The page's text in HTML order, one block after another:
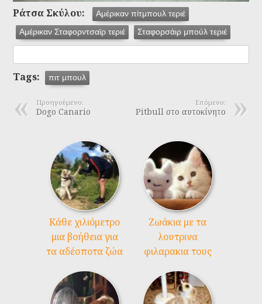
Ράτσα Σκύλου: Αμέρικαν πίτμπουλ τεριέ
Αμέρικαν Σταφορντσαϊρ τεριέ Σταφορσάιρ μπούλ τεριέ
Tags: πιτ μπουλ
Επόμενο:
Pitbull στο αυτοκίνητο
Προηγούμενο:
Dogo Canario
Kάθε χιλιόμετρο
μια βοήθεια για
τα αδέσποτα ζώα
Ζωάκια με τα
λουτρινα
φιλαρακια τους